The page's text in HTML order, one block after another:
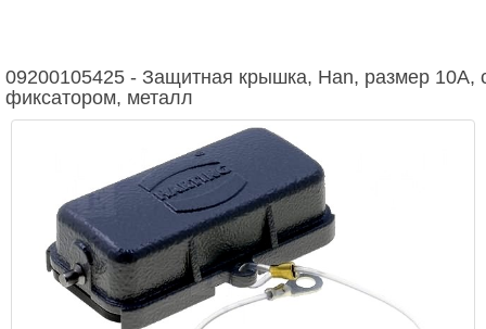
09200105425 - Защитная крышка, Han, размер 10А,
фиксатором, металл